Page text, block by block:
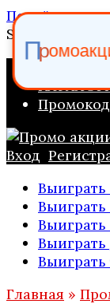
Перейти к
Search for:
ПРОМО
Вход
Выиграть
Выиграть
Выиграть
Выиграть
Главная »
Промоакц